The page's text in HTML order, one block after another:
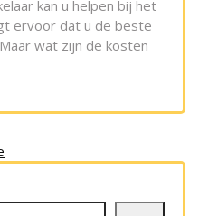
kan u helpen bij het
ervoor dat u de beste
wat zijn de kosten